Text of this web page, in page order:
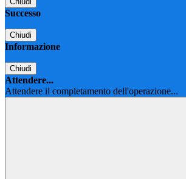
Successo
Chiudi
Informazione
Chiudi
Attendere...
Attendere il completamento dell'operazione...